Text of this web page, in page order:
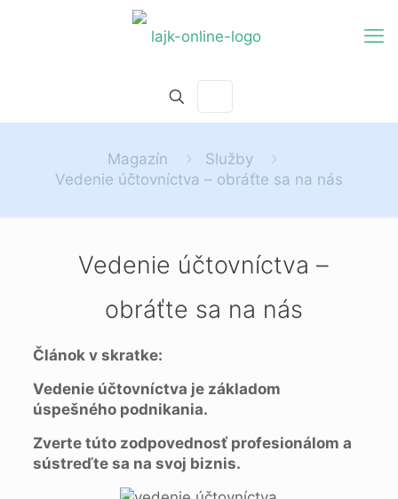
Magazín
Služby
Vedenie účtovníctva – obráťte sa na nás
Vedenie účtovníctva –
obráťte sa na nás
Článok v skratke:
Vedenie účtovníctva je základom
úspešného podnikania.
Zverte túto zodpovednosť profesionálom a
sústreďte sa na svoj biznis.